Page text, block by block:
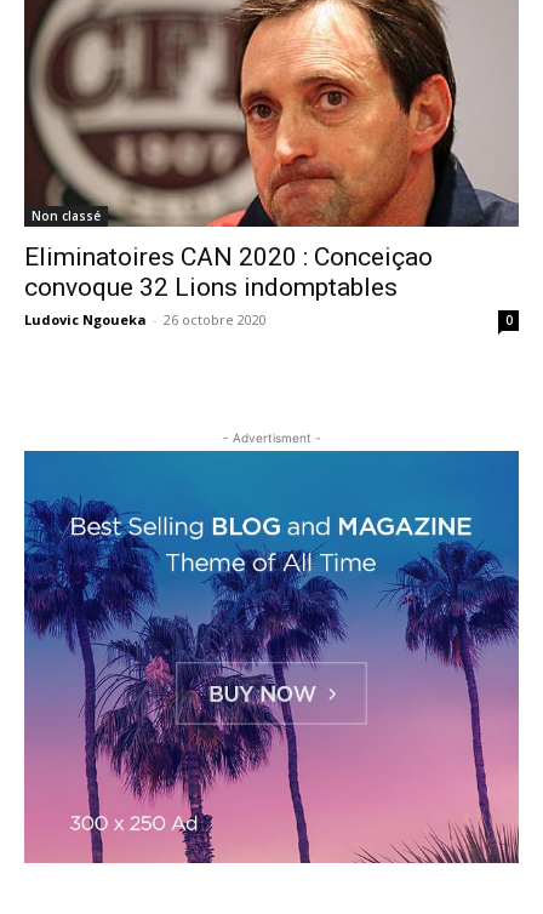
Non classé
Eliminatoires CAN 2020 : Conceiçao
convoque 32 Lions indomptables
Ludovic Ngoueka - 26 octobre 2020 0
- Advertisment -